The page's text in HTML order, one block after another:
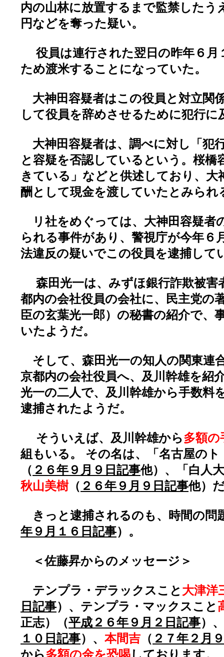
内の山林に放置するまで監禁したう
円などを奪った疑い。
役員は連行された翌日の昨年６月
ため渡米することになっていた。
大神田容疑者はこの役員と対立関
して役員を辞めさせるために犯行
大神田容疑者は、調べに対し「犯
と容疑を否認しているという。桜橋
きている」などと供述しており、大
酬として現金を渡していたとみられ
リ社をめぐっては、大神田容疑者
られる事件があり、警視庁が今年６
法違反の疑いでこの役員を逮捕して
森田光一は、みずほ銀行詐欺被害
都内の会社役員の会社に、民主党の
臣の玄葉光一郎）の秘書の紹介で、
いたようだ。
そして、森田光一の知人の関東連
京都内の会社役員へ、及川幹雄を紹
光一の二人で、及川幹雄から手数料
逮捕されたようだ。
そういえば、及川幹雄から多額の
組もいる。 その名は、「名古屋の
（ ２６年９月９日記事他）、「白人
秋山美樹（ ２６年９月９日記事他）
きっと逮捕されるのも、時間の問
年９月１６日記事）。
＜佐藤昇からのメッセージ＞
テンプラ・デラックスこと 大津洋
日記事）、テンプラ・マックスこと
正志）（平成２６年９月２日記事）
１０日記事）、 本間吉 （ ２７年２月
から多額の金を恐喝しております。